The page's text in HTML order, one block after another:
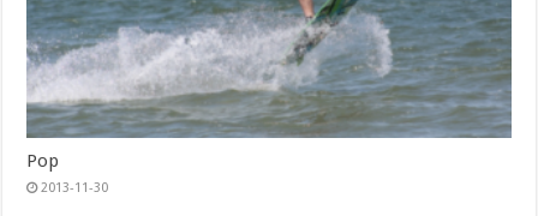
Pop
2013-11-30